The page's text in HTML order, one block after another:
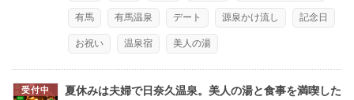
有馬 有馬温泉 デート 源泉かけ流し 記念日
お祝い 温泉宿 美人の湯
受付中
夏休みは夫婦で日奈久温泉。美人の湯と食事を満喫した